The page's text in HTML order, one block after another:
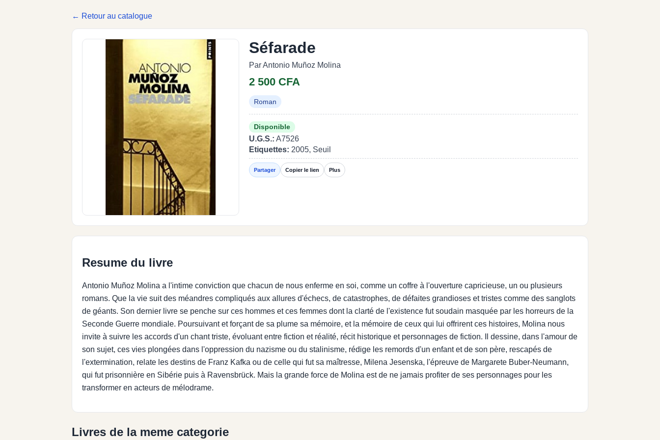
← Retour au catalogue
Séfarade
Par Antonio Muñoz Molina
2 500 CFA
Roman
Disponible
U.G.S.: A7526
Etiquettes: 2005, Seuil
Partager Copier le lien Plus
Resume du livre
Antonio Muñoz Molina a l'intime conviction que chacun de nous enferme en soi, comme un coffre à l'ouverture capricieuse, un ou plusieurs
romans. Que la vie suit des méandres compliqués aux allures d'échecs, de catastrophes, de défaites grandioses et tristes comme des sanglots
de géants. Son dernier livre se penche sur ces hommes et ces femmes dont la clarté de l'existence fut soudain masquée par les horreurs de la
Seconde Guerre mondiale. Poursuivant et forçant de sa plume sa mémoire, et la mémoire de ceux qui lui offrirent ces histoires, Molina nous
invite à suivre les accords d'un chant triste, évoluant entre fiction et réalité, récit historique et personnages de fiction. Il dessine, dans l'amour de
son sujet, ces vies plongées dans l'oppression du nazisme ou du stalinisme, rédige les remords d'un enfant et de son père, rescapés de
l'extermination, relate les destins de Franz Kafka ou de celle qui fut sa maîtresse, Milena Jesenska, l'épreuve de Margarete Buber-Neumann,
qui fut prisonnière en Sibérie puis à Ravensbrück. Mais la grande force de Molina est de ne jamais profiter de ses personnages pour les
transformer en acteurs de mélodrame.
Livres de la meme categorie